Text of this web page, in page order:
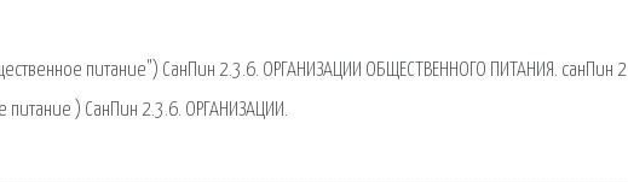
питание") СанПин 2.3.6. ОРГАНИЗАЦИИ ОБЩЕСТВЕННОГО ПИТАНИЯ. cанПин 2
) СанПин 2.3.6. ОРГАНИЗАЦИИ.